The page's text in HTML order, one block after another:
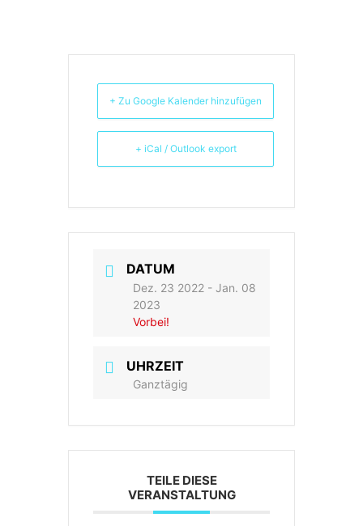
+ Zu Google Kalender hinzufügen
+ iCal / Outlook export
DATUM
Dez. 23 2022 - Jan. 08
2023
Vorbei!
UHRZEIT
Ganztägig
TEILE DIESE
VERANSTALTUNG